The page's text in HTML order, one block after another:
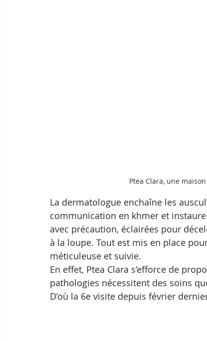
Ptea Clara, une
La dermatologue enchaîne les
communication en khmer et
avec précaution, éclairées pour
à la loupe. Tout est mis en place
méticuleuse et suivie.
En effet, Ptea Clara s’efforce de
pathologies nécessitent des soins
D’où la 6e visite depuis février